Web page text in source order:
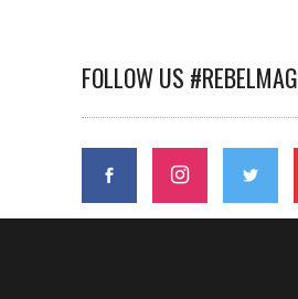
FOLLOW US #REBELMAG